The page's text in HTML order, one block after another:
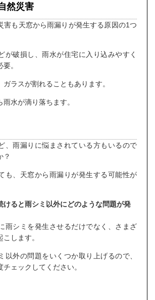
然災害
害も天窓から雨漏りが発生する原因の1つ
が破損し、雨水が住宅に入り込みやすく
。
ラスが割れることもあります。
水が滴り落ちます。
、雨漏りに悩まされている方もいるので
？
も、天窓から雨漏りが発生する可能性が
けると雨シミ以外にどのような問題が発
雨シミを発生させるだけでなく、さまざ
します。
以外の問題をいくつか取り上げるので、
ェックしてください。